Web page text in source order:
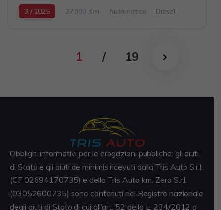
3 / 2025 27.000 Km Automatico
Diesel
1 / 19
Obblighi informativi per le erogazioni pubbliche: gli aiuti
di Stato e gli aiuti de minimis ricevuti dalla Tris Auto S.r.l.
(CF 02694170735) e della Tris Auto km. Zero S.r.l.
(03052600735) sono contenuti nel Registro nazionale
degli aiuti di Stato di cui all’art. 52 della L. 234/2012 a